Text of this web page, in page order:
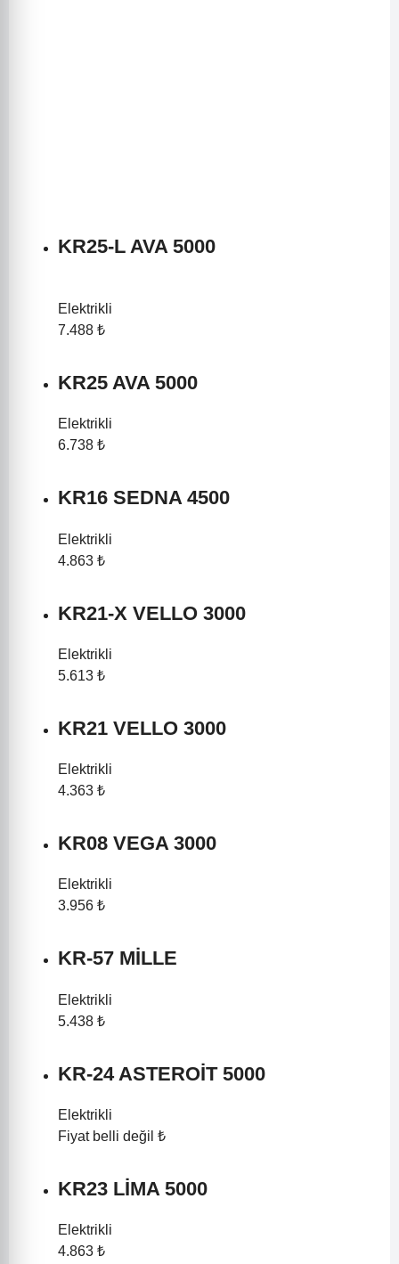
KR25-L AVA 5000
Elektrikli
7.488 ₺
KR25 AVA 5000
Elektrikli
6.738 ₺
KR16 SEDNA 4500
Elektrikli
4.863 ₺
KR21-X VELLO 3000
Elektrikli
5.613 ₺
KR21 VELLO 3000
Elektrikli
4.363 ₺
KR08 VEGA 3000
Elektrikli
3.956 ₺
KR-57 MİLLE
Elektrikli
5.438 ₺
KR-24 ASTEROİT 5000
Elektrikli
Fiyat belli değil ₺
KR23 LİMA 5000
Elektrikli
4.863 ₺